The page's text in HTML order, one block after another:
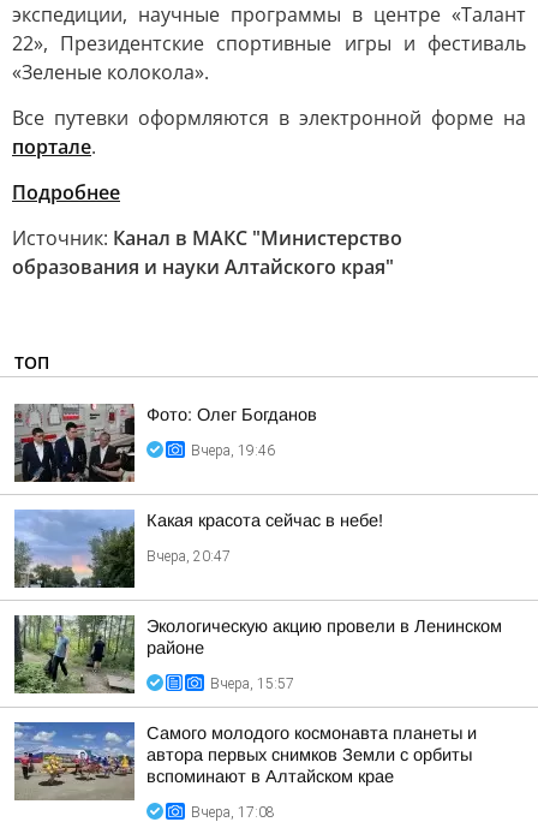
экспедиции, научные программы в центре «Талант
22», Президентские спортивные игры и фестиваль
«Зеленые колокола».
Все путевки оформляются в электронной форме на
портале.
Подробнее
Источник: Канал в МАКС "Министерство
образования и науки Алтайского края"
ТОП
Фото: Олег Богданов
Вчера, 19:46
Какая красота сейчас в небе!
Вчера, 20:47
Экологическую акцию провели в Ленинском
районе
Вчера, 15:57
Самого молодого космонавта планеты и
автора первых снимков Земли с орбиты
вспоминают в Алтайском крае
Вчера, 17:08